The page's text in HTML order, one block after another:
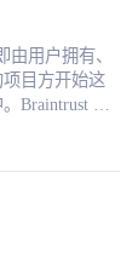
人们对自由
的人认为对
三
的生活，而其
关系。总体
将更多时间
士提供了稳
，但面对经
全球的人力
持续举办高
斯的四分之
己团队的捐
道主义支
亿至6.1亿美
在链下（例如司法仲裁等），所以 $BTRST 代币治理机制是间接地在解决社区运营的争议。决议陪审团的参与者要么需要持有 BTRST 代币，要么需要被 BTRST 持有者评选为陪审团仲裁员。 3. 激励人才网络 $BTRST 还被用于平台上利益相关者的激励，主要有几种主要类型的贡献者可以获得社区奖励： 连接者（Connector）：将人才或客户推荐给网络的人。任何人都可以成为连接者并推荐人才。对于连接者的奖励是现阶段 Braintrust 代币的最主要支出。 审核者：负责平台 KYC 的成员，他们筛选、审核平台人才库，保证提交认证的申请人符合 Braintrust 及对应公司标准，如果要成为审核者必须先完成 Braintrust Academy 的课程，并为此获得代币，然后在完成筛选后获得 $BTRST 代币。 人才（Talent）：从注册开始，人才就会在不同节点收到平台的代币奖励，例如补充完整的个人资料、参加平台课程、成功完成工作等。 项目捐赠：考虑到平台上的贡献者越来越多元化，Braintrust 推出了自己的激励计划， 主要分为三类：宣传大使奖励、开发者奖励以及内容建设类奖励。来自 Coatue 和 Tiger 的 1 亿美元也被用于这一计划。 04.代币经济的风险与升级通胀风险白皮书中的这张插图很好地展示了平台上一个完整的照片流程以及 $BTRST 代币（图片中徽标的位置）是如何发挥作用的： 上图中标注“$”符号的位置对应的都是企业和人才的互动，就像他们在其他交易平台上一样，用工作换取现金。标注有 Braintrust 代币标志的地方则是 Braintrust 的代币经济和平台规则设定的结合： 连接者（Connector）奖励，正如前面提到的，Brainstrust 用平台代币来支付自己的获客成本； 和其他平台相比，在 Brainturst 平台，人才（Talent ）不仅不用支付中介费用，还有可能在劳动报酬之外获得额外收益：当他们成功申请到工作岗位、并在工作结束后获得雇主的五星好评时，都可以获得平台的代币奖励。除了作为他们参与社区治理的凭证，$BTRST 的升值也为他们带来了潜在经济收益。 这里有一个微妙的平衡。 平台上自由职业者和企业客户的快速增长增强了 Braintrust 作为平台的网络效应，但当平台上人才、岗位短时间内大量增加、流通时，市场上流通的 $BTRST 数量也随之增加，随之而来的自然是 $BTRST 代币的通货膨胀： 如果只是作为平台活动的参与者（自由职业者、雇主）而持有 $BTRST 代币，那么通货膨胀对币价的稀释并不会对他们造成太多影响； 如果以金融投资、经济收益的视角来看待通货膨胀，则通货膨胀对于代币持有人的影响是巨大的。 上述两点不会过多地影响求职者和企业，因为 $BTRST 升值带来的经济收益并不是他们来到 Braintrust 的最核心目的，但对于连接者，$BTRST 的价值稀释一定会影响他们的积极推动 Braintrust 运转、增长的动力，极端情况下，连接者（Connector）会因为看不到太多的经济收益而选择离开 Brainturst。 考虑到接下来早期投资机构锁定期结束后可能的抛售行为，$BTRST 贬值的风险似乎在被放大。即便 Braintrust 为 $BTRST 设定了一个 2.5 亿个代币数量的上限来规避通货膨胀，但短期内则十分考验金融投资者的心态。 理想状态下，作为社区治理凭证的代币，这一机制能够保证大部分 $BTRST 可以真正为需要 Braintrust 平台的人所享有。但考虑到 Braintrust 能够维持 10% 现金抽佣率关键原因在于它用代币来替代现金的获客成本，用 $BTRST 的增益来驱动平台增长，所以不考虑 $BTRST 为其持有者带来的财务价值是不现实的。 $BTRST 的持有人们可能希望这些代币随着时间的推移具有直接的财务价值，但在此期间，它们对网络参与者具有间接的财务价值，主要体现在以下三个方面： 社区治理。在 Braintrust 平台上，治理参与可以带来财务价值，因为它可能意味着 Braintrust 可以修改自己的抽拥比例，要求企业支付更高的费用，这部分“利润”为社区成员所享有。 应聘质押。客户和人才可以通过质押 $BTRST 来证明自己的参与意愿，从而在匹配过程中脱颖而出：例如，如果某位申请人通过质押 2 $BTRST 来获得优先面试 Nike 公司设计岗位的资格，但如果他没有参加面试，则代币会被没